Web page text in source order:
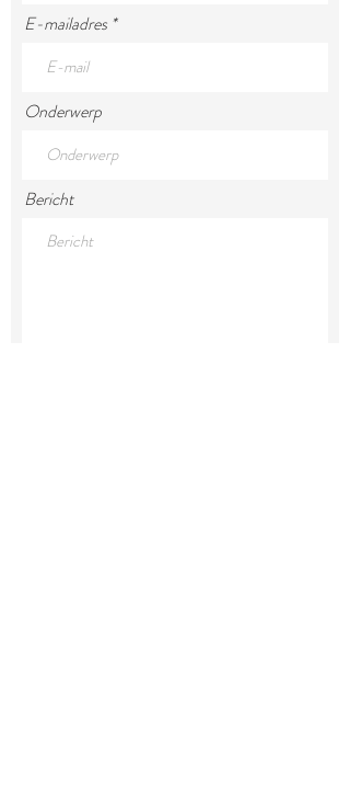
E-mailadres
Onderwerp
Bericht